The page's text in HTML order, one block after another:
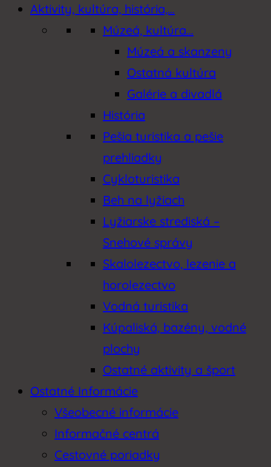
Aktivity, kultúra, história,…
Múzeá, kultúra…
Múzeá a skanzeny
Ostatná kultúra
Galérie a divadlá
História
Pešia turistika a pešie
prehliadky
Cykloturistika
Beh na lyžiach
Lyžiarske strediská –
Snehové správy
Skalolezectvo, lezenie a
horolezectvo
Vodná turistika
Kúpaliská, bazény, vodné
plochy
Ostatné aktivity a šport
Ostatné Informácie
Všeobecné informácie
Informačné centrá
Cestovné poriadky